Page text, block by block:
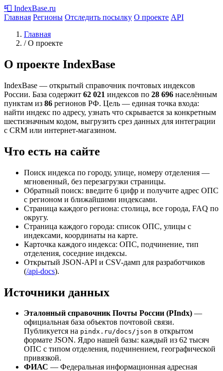
📮 IndexBase.ru
Главная Регионы Отследить посылку О проекте API
Главная
/ О проекте
О проекте IndexBase
IndexBase — открытый справочник почтовых индексов
России. База содержит 62 021 индексов по 28 696 населённым
пунктам из 86 регионов РФ. Цель — единая точка входа:
найти индекс по адресу, узнать что скрывается за конкретным
шестизначным кодом, выгрузить срез данных для интеграции
с CRM или интернет-магазином.
Что есть на сайте
Поиск индекса по городу, улице, номеру отделения —
мгновенный, без перезагрузки страницы.
Обратный поиск: введите 6 цифр и получите адрес ОПС
с регионом и ближайшими индексами.
Страница каждого региона: столица, все города, FAQ по
округу.
Страница каждого города: список ОПС, улицы с
индексами, координаты на карте.
Карточка каждого индекса: ОПС, подчинение, тип
отделения, соседние индексы.
Открытый JSON-API и CSV-дамп для разработчиков
(/api-docs).
Источники данных
Эталонный справочник Почты России (PIndx) —
официальная база объектов почтовой связи.
Публикуется на pindx.ru/docs/json в открытом
формате JSON. Ядро нашей базы: каждый из 62 тысяч
ОПС с типом отделения, подчинением, географической
привязкой.
ФИАС — Федеральная информационная адресная